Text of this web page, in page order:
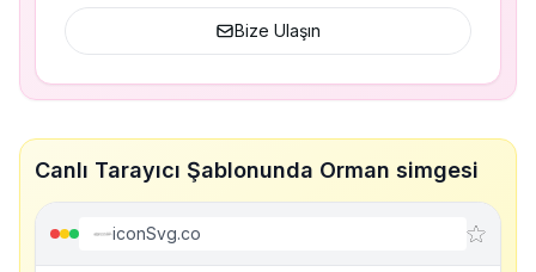
Bize Ulaşın
Canlı Tarayıcı Şablonunda Orman simgesi
iconSvg.co